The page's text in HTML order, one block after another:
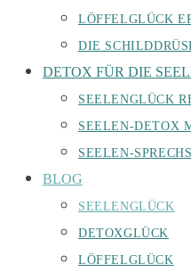
LÖFFELGLÜCK
DIE
DETOX FÜR DIE
SEELENGLÜCK
SEELEN-DETOX
SEELEN-
BLOG
SEELENGLÜCK
DETOXGLÜCK
LÖFFELGLÜCK